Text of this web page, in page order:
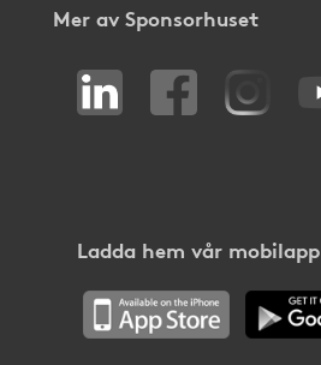
Mer av Sponsorhuset
Ladda hem vår mobilapp